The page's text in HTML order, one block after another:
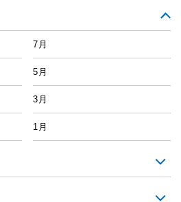
7月
5月
3月
1月